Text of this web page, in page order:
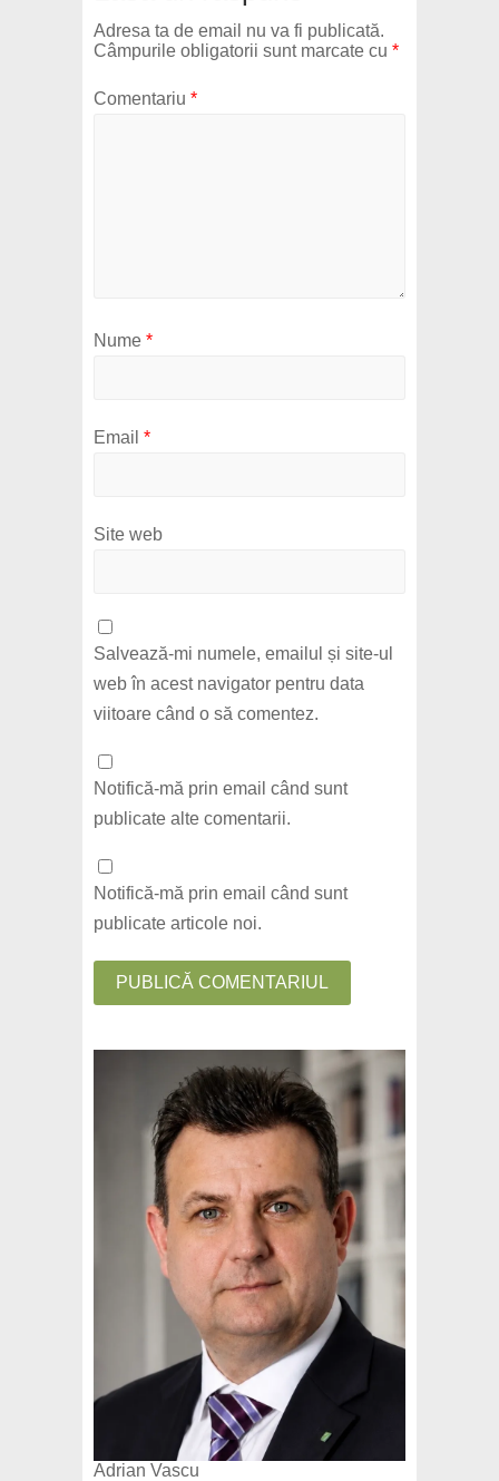
Adresa ta de email nu va fi publicată.
Câmpurile obligatorii sunt marcate cu *
Comentariu *
Nume *
Email *
Site web
Salvează-mi numele, emailul și site-ul
web în acest navigator pentru data
viitoare când o să comentez.
Notifică-mă prin email când sunt
publicate alte comentarii.
Notifică-mă prin email când sunt
publicate articole noi.
Adrian Vascu